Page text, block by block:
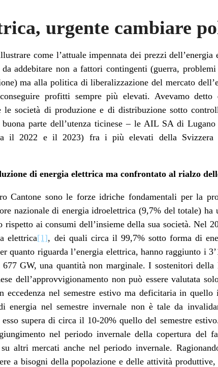
urgente cambiare
come l’attuale impennata dei prezzi dell’energia
addebitare non a fattori contingenti (guerra,
ma alla politica di liberalizzazione del mercato
profitti sempre più elevati. Avevamo
le società di produzione e di distribuzione sotto
parte dell’utenza ticinese – le AIL SA di
il 2022 e il 2023) fra i più elevati della Svizzera
di energia elettrica ma confrontato al rialzo
Cantone sono le forze idriche fondamentali per la
nazionale di energia idroelettrica (9,7% del totale) ha
ai consumi dell’insieme della sua società. Nel
elettrica[1], dei quali circa il 99,7% sotto forma di
quanto riguarda l’energia elettrica, hanno raggiunto i
GW, una quantità non marginale. I sostenitori della
dell’approvvigionamento non può essere valutata
eccedenza nel semestre estivo ma deficitaria in
nel semestre invernale non è tale da
supera di circa il 10-20% quello del semestre
nel periodo invernale della copertura del
altri mercati anche nel periodo invernale.
a bisogni della popolazione e delle attività produttive,